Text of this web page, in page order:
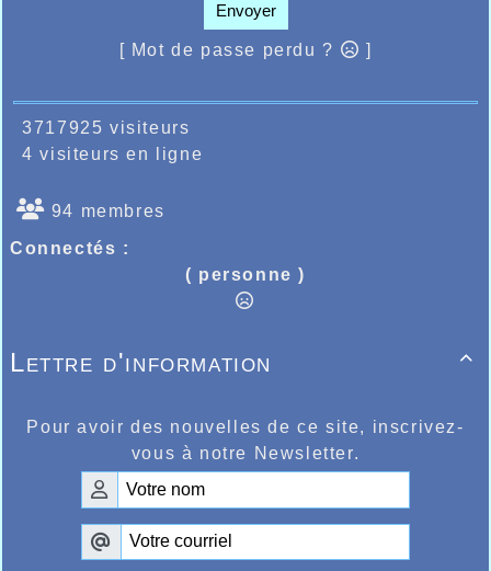
Envoyer
[ Mot de passe perdu ? ]
3717925 visiteurs
4 visiteurs en ligne
94 membres
Connectés :
( personne )

Lettre d'information
Pour avoir des nouvelles de ce site, inscrivez-
vous à notre Newsletter.